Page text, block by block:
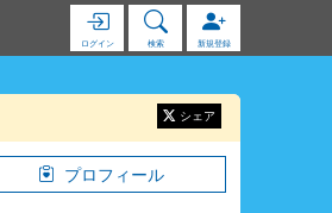
ログイン 検索 新規登録
シェア
プロフィール